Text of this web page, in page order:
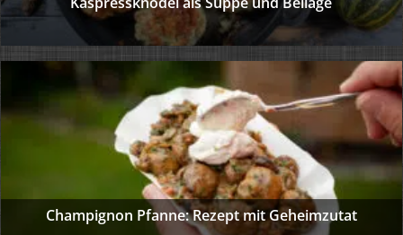
Champignon Pfanne: Rezept mit Geheimzutat